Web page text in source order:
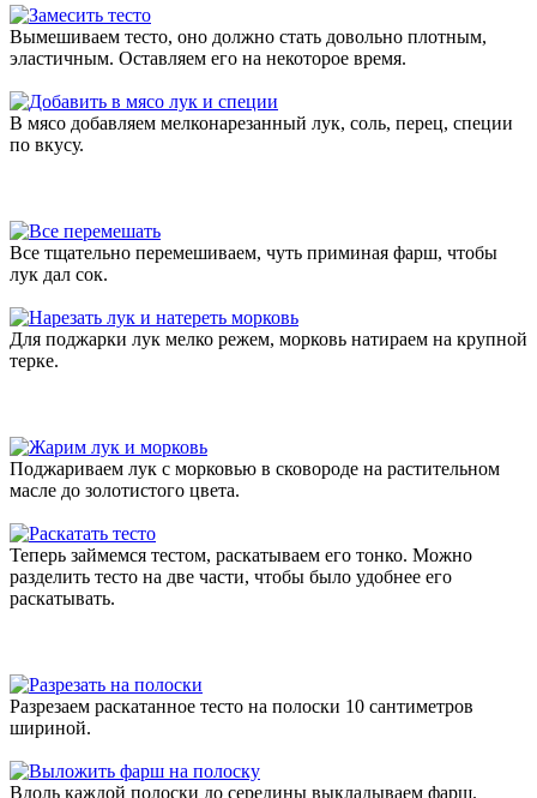
Вымешиваем тесто, оно должно стать довольно плотным,
эластичным. Оставляем его на некоторое время.
В мясо добавляем мелконарезанный лук, соль, перец, специи
по вкусу.
Все тщательно перемешиваем, чуть приминая фарш, чтобы
лук дал сок.
Для поджарки лук мелко режем, морковь натираем на крупной
терке.
Поджариваем лук с морковью в сковороде на растительном
масле до золотистого цвета.
Теперь займемся тестом, раскатываем его тонко. Можно
разделить тесто на две части, чтобы было удобнее его
раскатывать.
Разрезаем раскатанное тесто на полоски 10 сантиметров
шириной.
Вдоль каждой полоски до середины выкладываем фарш.